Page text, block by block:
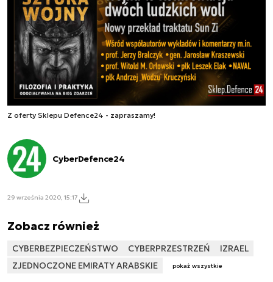
Z oferty Sklepu Defence24 - zapraszamy!
CyberDefence24
29 września 2020, 15:17
Zobacz również
CYBERBEZPIECZEŃSTWO CYBERPRZESTRZEŃ
IZRAEL
ZJEDNOCZONE EMIRATY ARABSKIE
pokaż wszystkie